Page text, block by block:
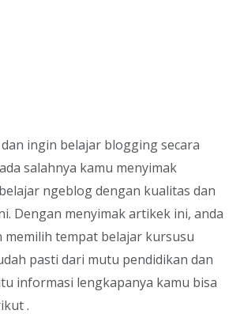
ingin belajar blogging secara
salahnya kamu menyimak
ngeblog dengan kualitas dan
Dengan menyimak artikek ini, anda
memilih tempat belajar kursusu
pasti dari mutu pendidikan dan
informasi lengkapanya kamu bisa
.